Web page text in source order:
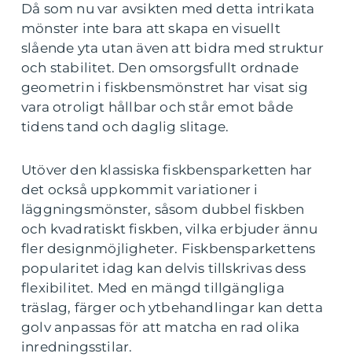
Då som nu var avsikten med detta intrikata
mönster inte bara att skapa en visuellt
slående yta utan även att bidra med struktur
och stabilitet. Den omsorgsfullt ordnade
geometrin i fiskbensmönstret har visat sig
vara otroligt hållbar och står emot både
tidens tand och daglig slitage.
Utöver den klassiska fiskbensparketten har
det också uppkommit variationer i
läggningsmönster, såsom dubbel fiskben
och kvadratiskt fiskben, vilka erbjuder ännu
fler designmöjligheter. Fiskbensparkettens
popularitet idag kan delvis tillskrivas dess
flexibilitet. Med en mängd tillgängliga
träslag, färger och ytbehandlingar kan detta
golv anpassas för att matcha en rad olika
inredningsstilar.